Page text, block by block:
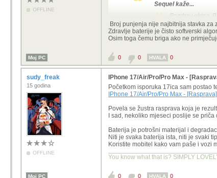
OFFLINE
Sequel kaže...
Pozdrav ekipa,
punjenja. Na
na 80%, stalno
Zanima me je li
Nazvao sam Appleovu
brinem.
Dodao bih još da mi je mobitel
vrlo malom broju ciklusa
Broj punjenja nije najbitnija stavka za
Zdravlje baterije je čisto softverski
Osim toga čemu briga ako ne
Moj PC 0 0 HVALA 0
sudy_freak
15 godina
OFFLINE
IPhone 17/Air/Pro/Pro Max -
Početkom isporuka 17ica sam postao
IPhone 17/Air/Pro/Pro Max -
Povela se žustra rasprava koja je
I sad, nekoliko mjeseci poslije se
Baterija je potrošni materijal i
Niti je svaka baterija ista, niti je svaki
Koristite mobitel kako vam paše i vozi
You know what that is? SIMPLY
Moj PC 0 0 HVALA 0